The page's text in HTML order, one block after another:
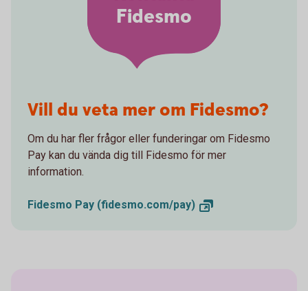
Fidesmo
Vill du veta mer om Fidesmo?
Om du har fler frågor eller funderingar om Fidesmo
Pay kan du vända dig till Fidesmo för mer
information.
Fidesmo Pay (fidesmo.com/pay)